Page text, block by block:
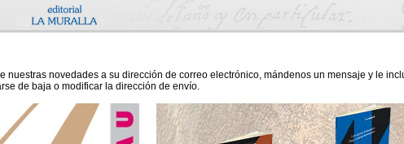
novedades a su dirección de correo electrónico, mándenos un mensaje y le
de baja o modificar la dirección de envío.